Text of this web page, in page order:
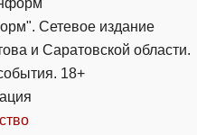
Сетевое издание
и Саратовской области.
18+